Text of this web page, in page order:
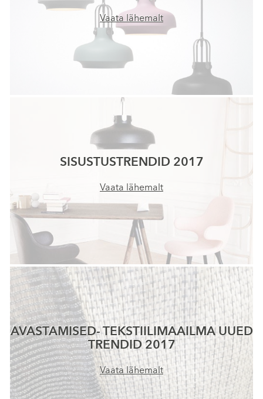
Vaata lähemalt
SISUSTUSTRENDID 2017
Vaata lähemalt
AVASTAMISED- TEKSTIILIMAAILMA UUED
TRENDID 2017
Vaata lähemalt